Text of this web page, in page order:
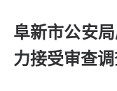
阜新市公安
力接受审查